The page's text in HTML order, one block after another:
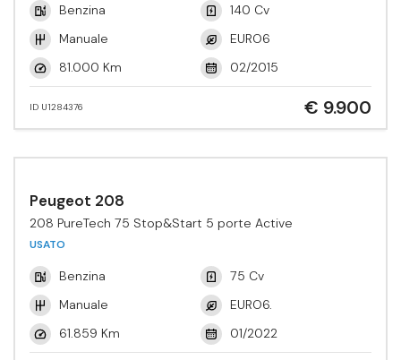
Benzina
140 Cv
Manuale
EURO6
81.000 Km
02/2015
ID U1284376 € 9.900
Peugeot 208
208 PureTech 75 Stop&Start 5 porte Active
USATO
Benzina
75 Cv
Manuale
EURO6.
61.859 Km
01/2022